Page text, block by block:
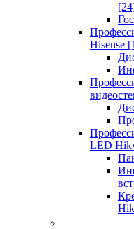
Hisense
LED